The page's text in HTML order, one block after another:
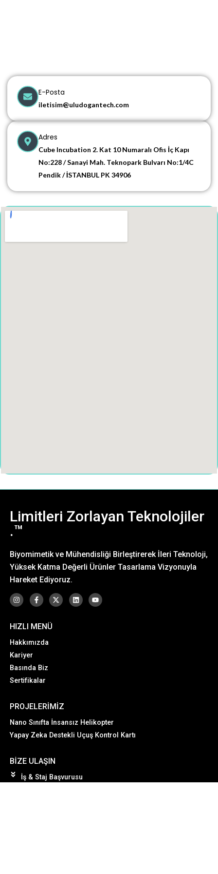
E-Posta
iletisim@uludogantech.com
Adres
Cube Incubation 2. Kat 10 Numaralı Ofis İç Kapı
No:228 / Sanayi Mah. Teknopark Bulvarı No:1/4C
Pendik / İSTANBUL PK 34906
Limitleri Zorlayan Teknolojiler
.™
Biyomimetik ve Mühendisliği Birleştirerek İleri Teknoloji,
Yüksek Katma Değerli Ürünler Tasarlama Vizyonuyla
Hareket Ediyoruz.
HIZLI MENÜ
Hakkımızda
Kariyer
Basında Biz
Sertifikalar
PROJELERIMIZ
Nano Sınıfta İnsansız Helikopter
Yapay Zeka Destekli Uçuş Kontrol Kartı
BIZE ULAŞIN
İş & Staj Başvurusu